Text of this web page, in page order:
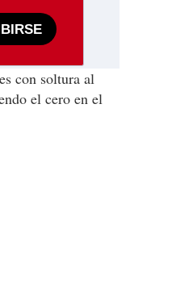
con soltura al
el cero en el